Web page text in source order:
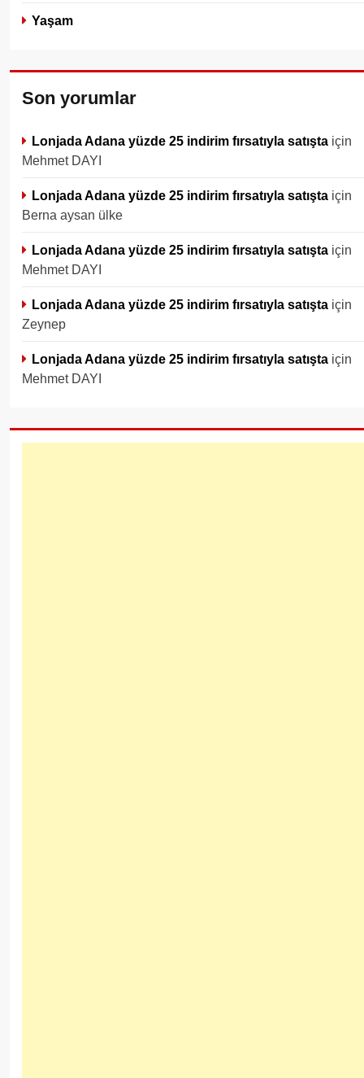
Yaşam
Son yorumlar
Lonjada Adana yüzde 25 indirim fırsatıyla satışta için
Mehmet DAYI
Lonjada Adana yüzde 25 indirim fırsatıyla satışta için
Berna aysan ülke
Lonjada Adana yüzde 25 indirim fırsatıyla satışta için
Mehmet DAYI
Lonjada Adana yüzde 25 indirim fırsatıyla satışta için
Zeynep
Lonjada Adana yüzde 25 indirim fırsatıyla satışta için
Mehmet DAYI